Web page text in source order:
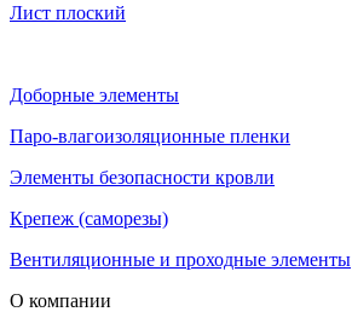
Лист плоский
Доборные элементы
Паро-влагоизоляционные пленки
Элементы безопасности кровли
Крепеж (саморезы)
Вентиляционные и проходные элементы
О компании